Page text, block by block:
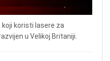
koji koristi lasere za
u Velikoj Britaniji.